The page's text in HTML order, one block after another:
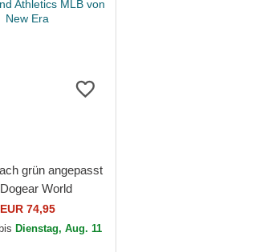
grün angepasst
World
Oakland Athletics
Era
EUR 74,95
Dienstag, Aug. 11